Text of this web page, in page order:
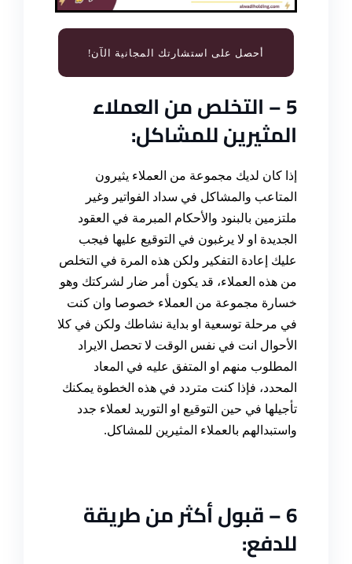
أحصل على استشارتك المجانية الآن!
5 – التخلص من العملاء
المثيرين للمشاكل:
إذا كان لديك مجموعة من العملاء يثيرون
المتاعب والمشاكل في سداد الفواتير وغير
ملتزمين بالبنود والأحكام المبرمة في العقود
الجديدة او لا يرغبون في التوقيع عليها فيجب
عليك إعادة التفكير ولكن هذه المرة في التخلص
من هذه العملاء، قد يكون أمر ضار لشركتك وهو
خسارة مجموعة من العملاء خصوصا وان كنت
في مرحلة توسعية او بداية نشاطك ولكن في كلا
الأحوال انت في نفس الوقت لا تحصل الايراد
المطلوب منهم او المتفق عليه في المعاد
المحدد، فإذا كنت متردد في هذه الخطوة يمكنك
تأجيلها في حين التوقيع او التوريد لعملاء جدد
واستبدالهم بالعملاء المثيرين للمشاكل.
6 – قبول أكثر من طريقة
للدفع: